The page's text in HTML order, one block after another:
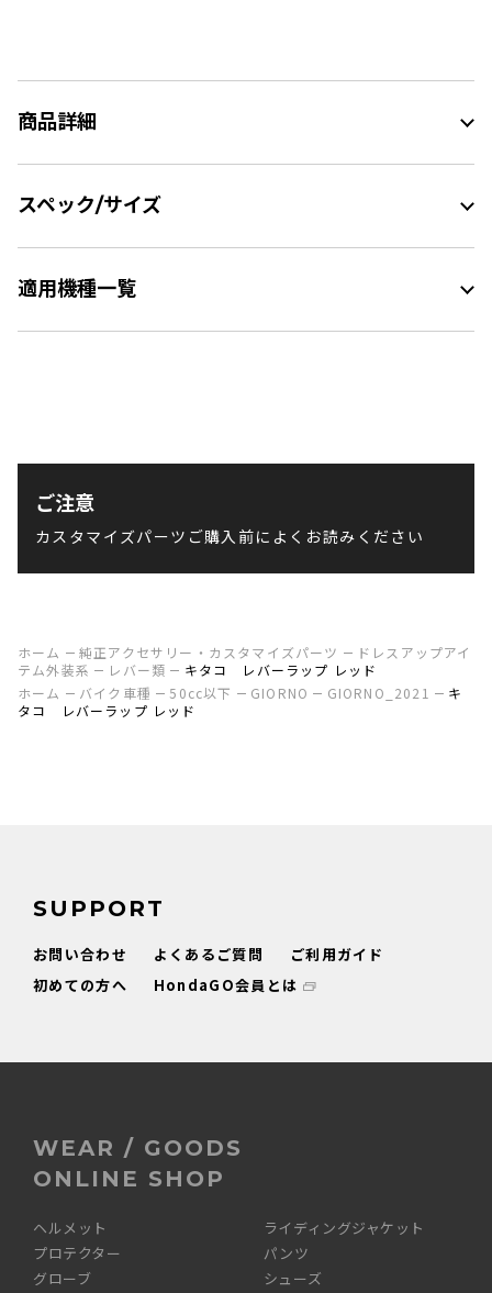
商品詳細
スペック/サイズ
適用機種一覧
ご注意
カスタマイズパーツご購入前によくお読みください
ホーム 純正アクセサリー・カスタマイズパーツ
ドレスアップアイ
テム外装系
レバー類
キタコ レバーラップ レッド
ホーム
バイク車種 50cc以下 GIORNO GIORNO_2021
キ
タコ レバーラップ レッド
SUPPORT
お問い合わせ よくあるご質問
ご利用ガイド
初めての方へ
HondaGO会員とは
WEAR / GOODS
ONLINE SHOP
ヘルメット
ライディングジャケット
プロテクター
パンツ
グローブ
シューズ